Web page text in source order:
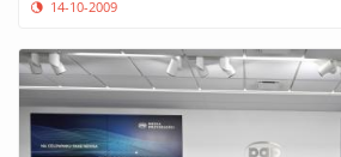
14-10-2009